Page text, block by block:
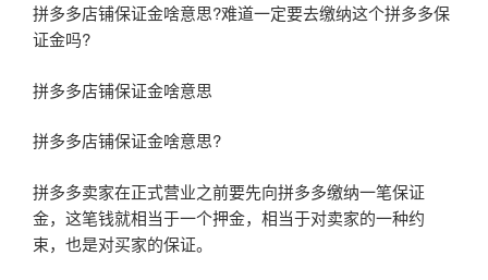
拼多多店铺保证金啥意思?难道一定要去缴纳这个拼多多保
证金吗?
拼多多店铺保证金啥意思
拼多多店铺保证金啥意思?
拼多多卖家在正式营业之前要先向拼多多缴纳一笔保证
金，这笔钱就相当于一个押金，相当于对卖家的一种约
束，也是对买家的保证。